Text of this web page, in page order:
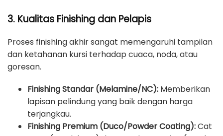
3. Kualitas Finishing dan Pelapis
Proses finishing akhir sangat memengaruhi tampilan
dan ketahanan kursi terhadap cuaca, noda, atau
goresan.
Finishing Standar (Melamine/NC): Memberikan
lapisan pelindung yang baik dengan harga
terjangkau.
Finishing Premium (Duco/Powder Coating):Cat